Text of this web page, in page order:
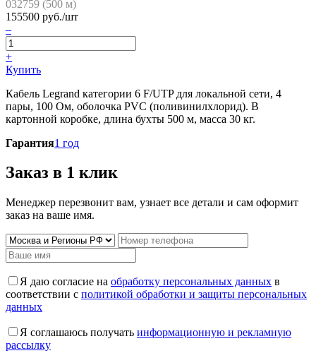
032759 (500 м)
155500 руб./шт
–
+
Купить
Кабель Legrand категории 6 F/UTP для локальной сети, 4
пары, 100 Ом, оболочка PVC (поливинилхлорид). В
картонной коробке, длина бухты 500 м, масса 30 кг.
Гарантия1 год
Заказ в 1 клик
Менеджер перезвонит вам, узнает все детали и сам оформит
заказ на ваше имя.
Я даю согласие на обработку персональных данных в
соответствии с политикой обработки и защиты персональных
данных
Я соглашаюсь получать информационную и рекламную
рассылку